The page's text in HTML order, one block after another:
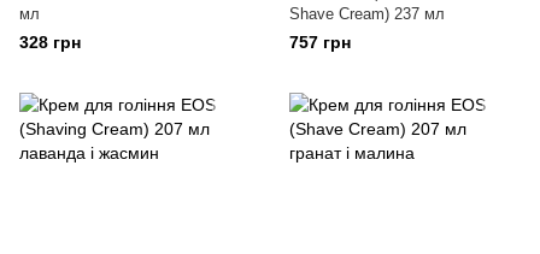
мл
328 грн
Shave Cream) 237 мл
757 грн